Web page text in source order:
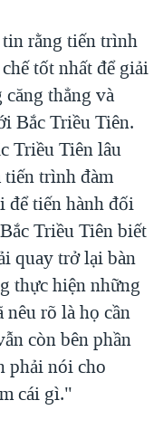
rằng tiến trình
tốt nhất để giải
thẳng và
Bắc Triều Tiên.
Triều Tiên lâu
trình đàm
để tiến hành đối
Triều Tiên biết
quay trở lại bàn
thực hiện những
nêu rõ là họ cần
còn bên phần
phải nói cho
cái gì."